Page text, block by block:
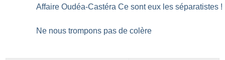
Affaire Oudéa-Castéra Ce sont eux les séparatistes !
Ne nous trompons pas de colère